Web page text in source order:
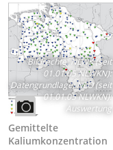
Bildrechte:NLWK (seit
01.01.05 NLWKN):
Datengrundlage; NLÖ (seit
01.01.05 NLWKN):
Auswertung
Gemittelte
Kaliumkonzentration